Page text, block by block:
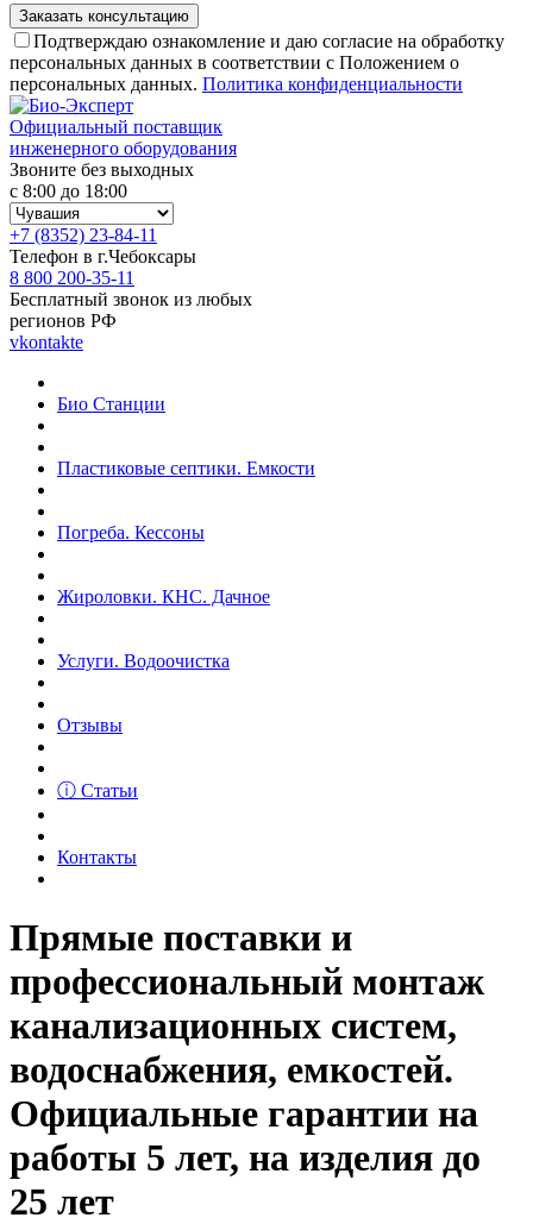
Подтверждаю ознакомление и даю согласие на обработку
персональных данных в соответствии с Положением о
персональных данных. Политика конфиденциальности
Официальный поставщик
инженерного оборудования
Звоните без выходных
с 8:00 до 18:00
+7 (8352) 23-84-11
Телефон в г.Чебоксары
8 800 200-35-11
Бесплатный звонок из любых
регионов РФ
vkontakte
Био Станции
Пластиковые септики. Емкости
Погреба. Кессоны
Жироловки. КНС. Дачное
Услуги. Водоочистка
Отзывы
ⓘ Статьи
Контакты
Прямые поставки и
профессиональный монтаж
канализационных систем,
водоснабжения, емкостей.
Официальные гарантии на
работы 5 лет, на изделия до
25 лет